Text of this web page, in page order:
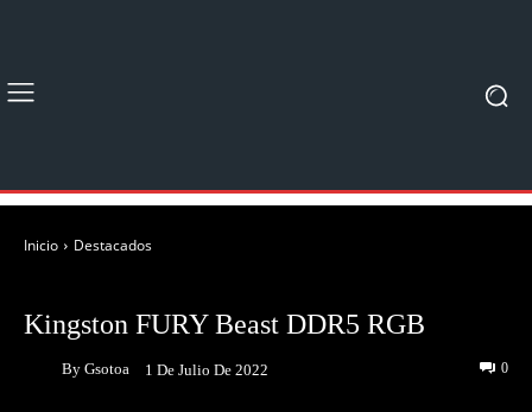
Inicio Destacados
Kingston FURY Beast DDR5 RGB
By Gsotoa 1 De Julio De 2022 0